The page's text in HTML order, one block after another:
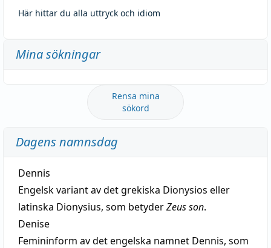
Här hittar du alla uttryck och idiom
Mina sökningar
Rensa mina
sökord
Dagens namnsdag
Dennis
Engelsk variant av det grekiska Dionysios eller
latinska Dionysius, som betyderZeus son.
Denise
Femininform av det engelska namnet Dennis, som